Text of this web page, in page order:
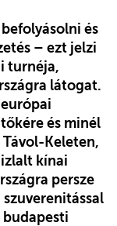
és
– ezt jelzi
turnéja,
látogat.
és minél
Keleten,
kínai
persze
budapesti